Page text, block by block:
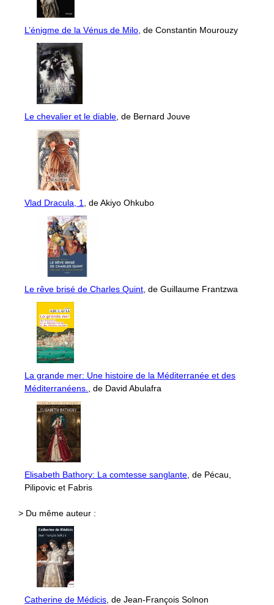
L’énigme de la Vénus de Milo , de Constantin Mourouzy
Le chevalier et le diable , de Bernard Jouve
Vlad Dracula, 1 , de Akiyo Ohkubo
Le rêve brisé de Charles Quint , de Guillaume Frantzwa
La grande mer: Une histoire de la Méditerranée et des
Méditerranéens.
, de David Abulafra
Elisabeth Bathory: La comtesse sanglante , de Pécau,
Pilipovic et Fabris
> Du même auteur :
Catherine de Médicis , de Jean-François Solnon